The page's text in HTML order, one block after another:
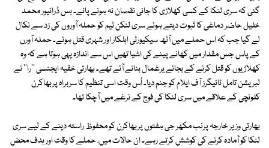
گئی کہ سری لنکا کے کسی کھلاڑی کا جانی نقصان نہ ہونے پائے۔ بس ڈرائیور محمد
خلیل حاضر دماغی کا ثبوت دیتے ہوئے سری لنکن ٹیم کو حملہ آوروں کی زد سے نکال
لے گیا جب کہ اس حملے میں آٹھ سیکیورٹی اہلکار اور شہری قتل ہوئے۔ حملہ آورں
کے پاس جس مقدار میں کھانے پینے کی اشیا تھیں اس سے اندازہ یہی ہوتا ہے کہ وہ
کھلاڑیوں کو قتل کرنے کے بجائے یرغمال بنانے آئے تھے۔ بھارتی خفیہ ایجنسی ''را'' نے
لبریشن تامل ٹائیگرز آف ایلام کو جنم دیا۔ اُس وقت اسی تنظیم کا سربراہ پربھاکرن
کلونچی کے علاقے میں سری لنکا کی فوج کے نرغے میں آچکا تھا۔
بھارتی وزیر خارجہ پرنب مکھر جی ہفتوں پربھاکرن کو محفوظ راستہ دینے کے لیے سری
لنکا کو آمادہ کرنے کی کوشش کرتے رہے۔ ان حالات میں، حملے کا وقت اور ہدف محض